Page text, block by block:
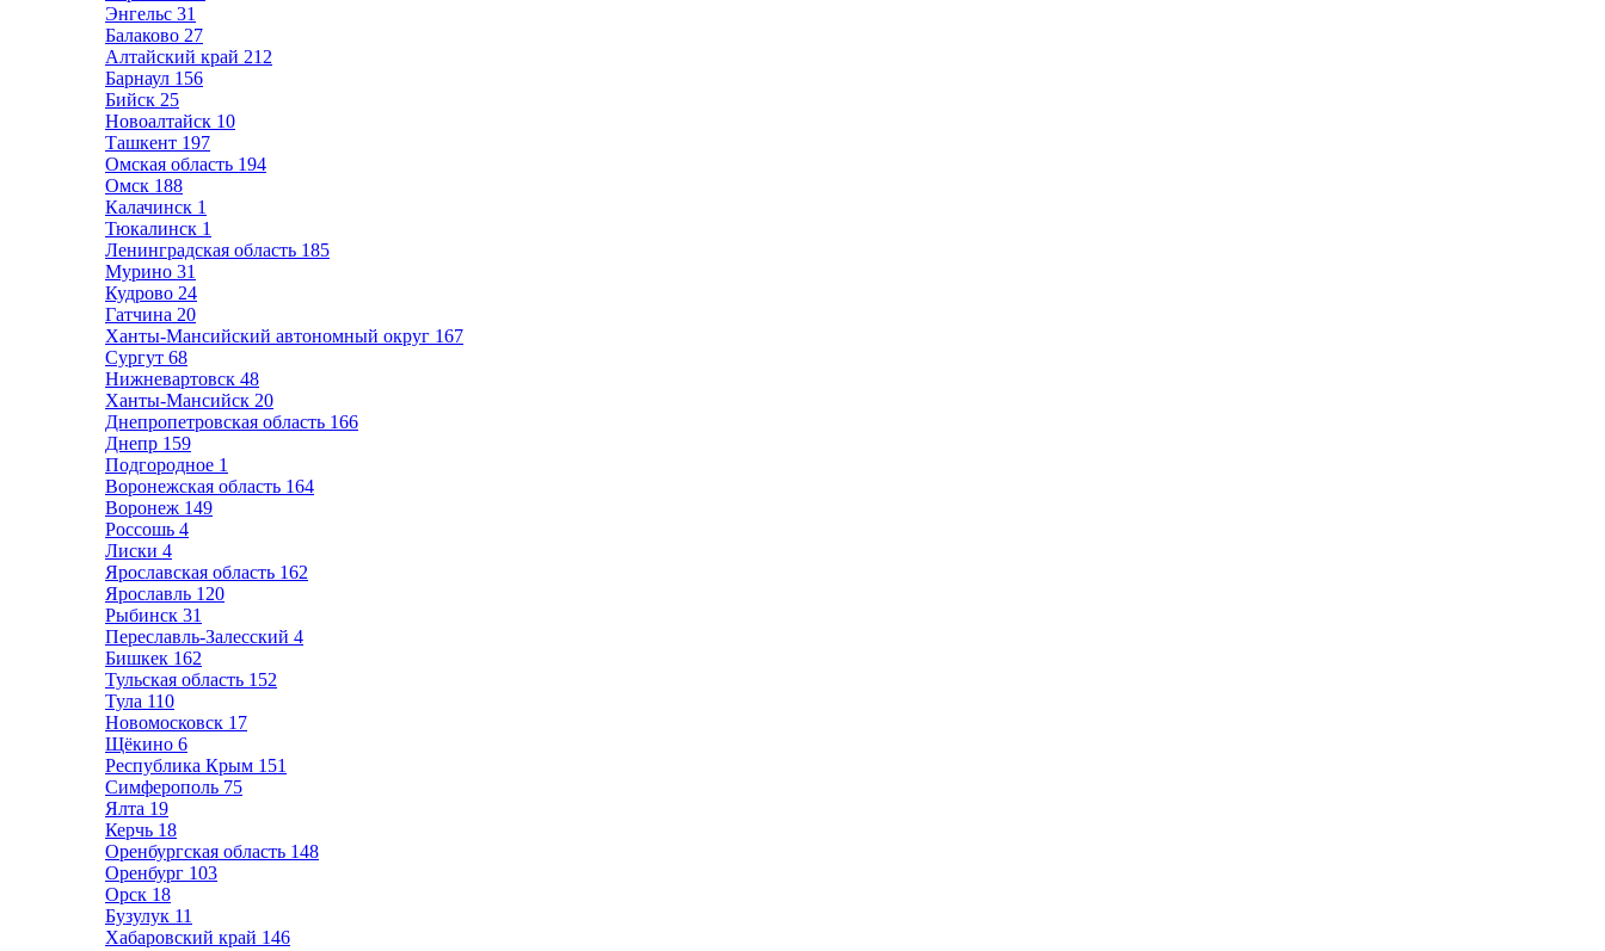
Энгельс 31
Балаково 27
Алтайский край 212
Барнаул 156
Бийск 25
Новоалтайск 10
Ташкент 197
Омская область 194
Омск 188
Калачинск 1
Тюкалинск 1
Ленинградская область 185
Мурино 31
Кудрово 24
Гатчина 20
Ханты-Мансийский автономный округ 167
Сургут 68
Нижневартовск 48
Ханты-Мансийск 20
Днепропетровская область 166
Днепр 159
Подгородное 1
Воронежская область 164
Воронеж 149
Россошь 4
Лиски 4
Ярославская область 162
Ярославль 120
Рыбинск 31
Переславль-Залесский 4
Бишкек 162
Тульская область 152
Тула 110
Новомосковск 17
Щёкино 6
Республика Крым 151
Симферополь 75
Ялта 19
Керчь 18
Оренбургская область 148
Оренбург 103
Орск 18
Бузулук 11
Хабаровский край 146